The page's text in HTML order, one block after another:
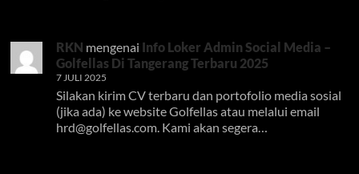
RKN mengenai Info Loker Admin Social Media –
Golfellas Di Tangerang Terbaru 2025
7 JULI 2025
Silakan kirim CV terbaru dan portofolio media sosial
(jika ada) ke website Golfellas atau melalui email
hrd@golfellas.com. Kami akan segera…